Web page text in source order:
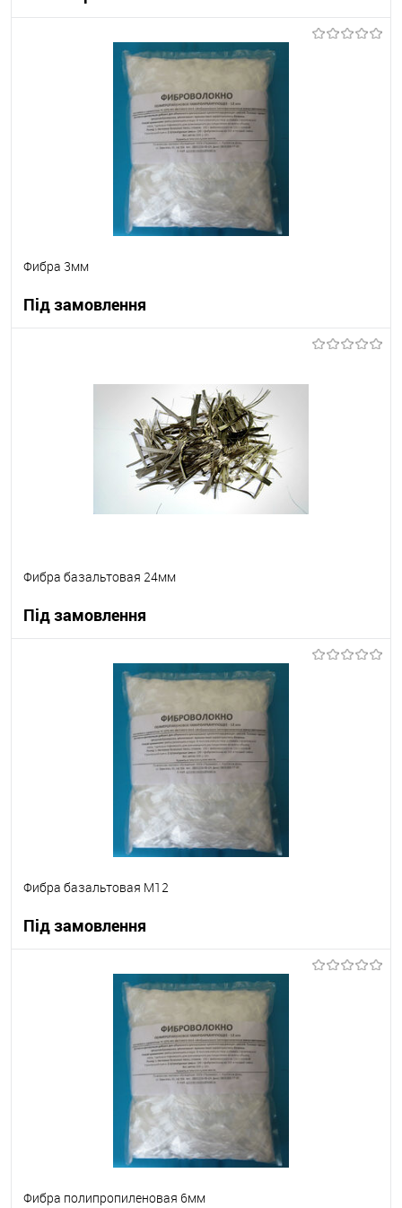
В корзину
В наявності
Фибра 3мм
Під замовлення
Під замовлення
Фибра базальтовая 24мм
Під замовлення
В корзину
Під замовлення
Фибра базальтовая М12
Під замовлення
В корзину
Під замовлення
Фибра полипропиленовая 6мм